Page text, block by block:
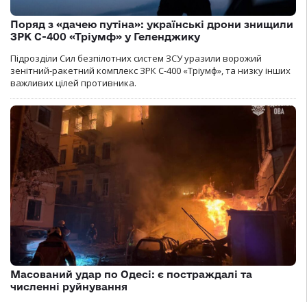
Поряд з «дачею путіна»: українські дрони знищили
ЗРК С-400 «Тріумф» у Геленджику
Підрозділи Сил безпілотних систем ЗСУ уразили ворожий
зенітний-ракетний комплекс ЗРК С-400 «Тріумф», та низку інших
важливих цілей противника.
Масований удар по Одесі: є постраждалі та
численні руйнування